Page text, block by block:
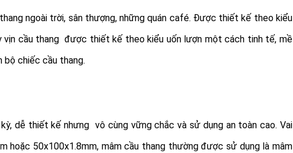
ngoài trời, sân thượng, những quán café. Được thiết kế theo kiểu
vịn cầu thang được thiết kế theo kiểu uốn lượn một cách tinh tế, mề
bộ chiếc cầu thang.
dễ thiết kế nhưng vô cùng vững chắc và sử dụng an toàn cao. Vai
hoặc 50x100x1.8mm, mâm cầu thang thường được sử dụng là mâm